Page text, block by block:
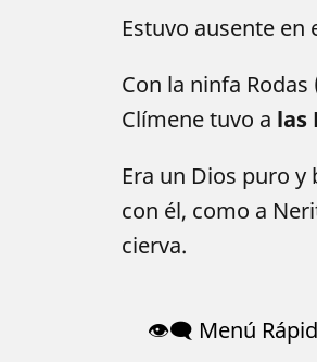
Estuvo ausente
Con la ninfa
Clímene tuvo a las
Era un Dios puro
con él, como a
cierva.
👁️‍🗨️ Menú